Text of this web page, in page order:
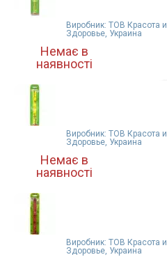
Виробник: ТОВ Красота и
Здоровье, Украина
Немає в
наявності
Виробник: ТОВ Красота и
Здоровье, Украина
Немає в
наявності
Виробник: ТОВ Красота и
Здоровье, Украина